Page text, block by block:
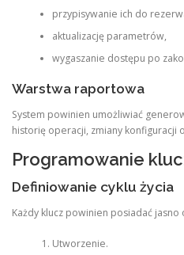
przypisywanie ich do
aktualizację parametrów,
wygaszanie dostępu po
Warstwa raportowa
System powinien umożliwiać
historię operacji, zmiany konfiguracji
Programowanie
Definiowanie cyklu życia
Każdy klucz powinien posiadać jasno
Utworzenie.